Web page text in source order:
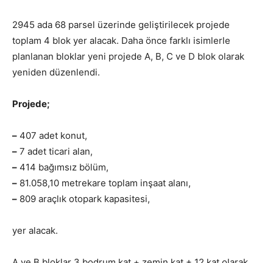
2945 ada 68 parsel üzerinde geliştirilecek projede
toplam 4 blok yer alacak. Daha önce farklı isimlerle
planlanan bloklar yeni projede A, B, C ve D blok olarak
yeniden düzenlendi.
Projede;
– 407 adet konut,
– 7 adet ticari alan,
– 414 bağımsız bölüm,
– 81.058,10 metrekare toplam inşaat alanı,
– 809 araçlık otopark kapasitesi,
yer alacak.